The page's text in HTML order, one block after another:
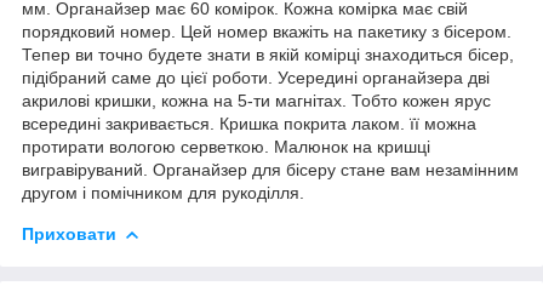
мм. Органайзер має 60 комірок. Кожна комірка має свій
порядковий номер. Цей номер вкажіть на пакетику з бісером.
Тепер ви точно будете знати в якій комірці знаходиться бісер,
підібраний саме до цієї роботи. Усередині органайзера дві
акрилові кришки, кожна на 5-ти магнітах. Тобто кожен ярус
всередині закривається. Кришка покрита лаком. її можна
протирати вологою серветкою. Малюнок на кришці
вигравіруваний. Органайзер для бісеру стане вам незамінним
другом і помічником для рукоділля.
Приховати